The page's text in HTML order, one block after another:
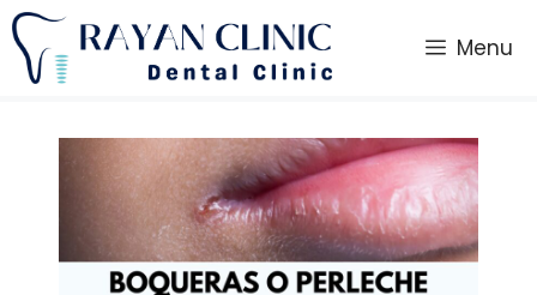
Saltar
al
contenido
Menu